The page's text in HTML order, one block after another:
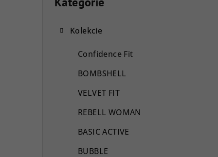
kategórie
Kolekcie
Confidence Fit
BOMBSHELL
VELVET FIT
REBELL WOMAN
BASIC ACTIVE
BUBBLE